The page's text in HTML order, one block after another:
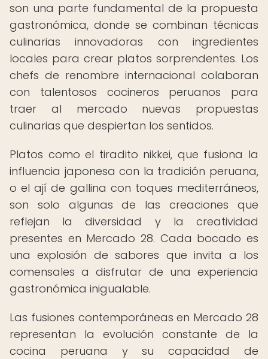
son una parte fundamental de la propuesta
gastronómica, donde se combinan técnicas
culinarias innovadoras con ingredientes
locales para crear platos sorprendentes. Los
chefs de renombre internacional colaboran
con talentosos cocineros peruanos para
traer al mercado nuevas propuestas
culinarias que despiertan los sentidos.
Platos como el tiradito nikkei, que fusiona la
influencia japonesa con la tradición peruana,
o el ají de gallina con toques mediterráneos,
son solo algunas de las creaciones que
reflejan la diversidad y la creatividad
presentes en Mercado 28. Cada bocado es
una explosión de sabores que invita a los
comensales a disfrutar de una experiencia
gastronómica inigualable.
Las fusiones contemporáneas en Mercado 28
representan la evolución constante de la
cocina peruana y su capacidad de